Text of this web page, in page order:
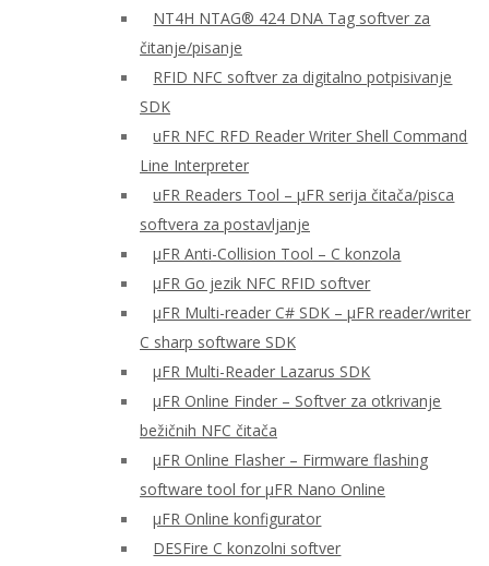
NT4H NTAG® 424 DNA Tag softver za
čitanje/pisanje
RFID NFC softver za digitalno potpisivanje
SDK
uFR NFC RFD Reader Writer Shell Command
Line Interpreter
uFR Readers Tool – μFR serija čitača/pisca
softvera za postavljanje
μFR Anti-Collision Tool – C konzola
μFR Go jezik NFC RFID softver
μFR Multi-reader C# SDK – μFR reader/writer
C sharp software SDK
μFR Multi-Reader Lazarus SDK
μFR Online Finder – Softver za otkrivanje
bežičnih NFC čitača
μFR Online Flasher – Firmware flashing
software tool for μFR Nano Online
μFR Online konfigurator
DESFire C konzolni softver